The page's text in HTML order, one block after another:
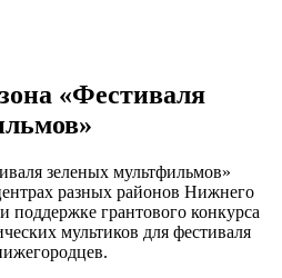
«Фестиваля
зеленых мультфильмов»
разных районов Нижнего
поддержке грантового конкурса
мультиков для фестиваля